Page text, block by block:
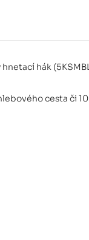
5KSM55SXXEER
hák
cesta či